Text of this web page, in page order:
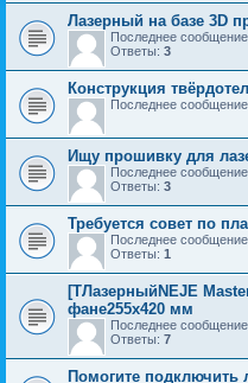
Лазерный на базе 3D
Последнее сообщение
Ответы: 3
Конструкция
Последнее сообщение
Ищу прошивку для
Последнее сообщение
Ответы: 3
Требуется совет по
Последнее сообщение
Ответы: 1
[ТЛазерныйNEJE
фане255x420 мм
Последнее сообщение
Ответы: 7
Помогите подключить